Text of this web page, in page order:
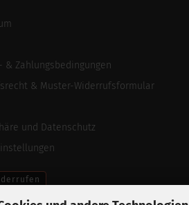
& Zahlungsbedingungen
& Muster-Widerrufsformular
und Datenschutz